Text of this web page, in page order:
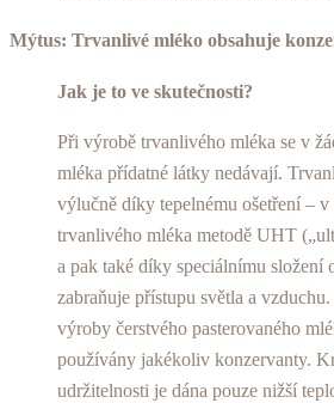
Mýtus: Trvanlivé mléko obsahuje
Jak je to ve skutečnosti?
Při výrobě trvanlivého mléka se v
mléka přídatné látky nedávají.
výlučně díky tepelnému ošetření – v
trvanlivého mléka metodě UHT
a pak také díky speciálnímu složení
zabraňuje přístupu světla a
výroby čerstvého pasterovaného
používány jakékoliv konzervanty.
udržitelnosti je dána pouze nižší